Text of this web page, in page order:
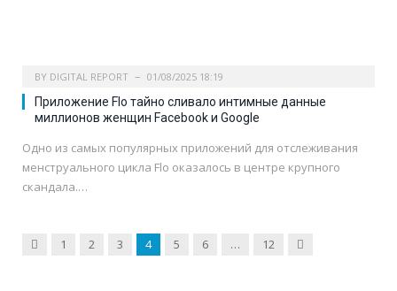
BY DIGITAL REPORT 01/08/2025 18:19
Приложение Flo тайно сливало интимные данные
миллионов женщин Facebook и Google
Одно из самых популярных приложений для отслеживания
менструального цикла Flo оказалось в центре крупного
скандала.…
Previous
1 2 3 4 5 6 … 12 Next